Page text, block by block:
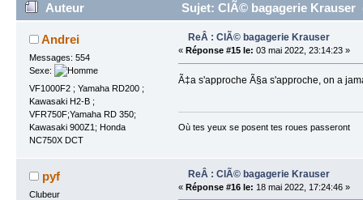
Auteur Sujet: ClÃ© bagagerie Krauser
Andrei
Messages: 554
Sexe:
VF1000F2 ; Yamaha RD200 ;
Kawasaki H2-B ;
VFR750F;Yamaha RD 350;
Kawasaki 900Z1; Honda
NC750X DCT
ReÂ : ClÃ© bagagerie Krauser
« Réponse #15 le: 03 mai 2022, 23:14:23 »
Ã‡a s'approche Ã§a s'approche, on a
Où tes yeux se posent tes roues passeront
pyf
Clubeur
ReÂ : ClÃ© bagagerie Krauser
« Réponse #16 le: 18 mai 2022, 17:24:46 »